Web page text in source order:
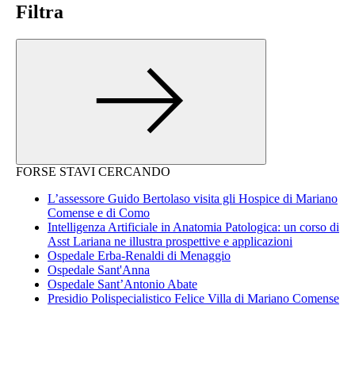
Filtra
FORSE STAVI CERCANDO
L’assessore Guido Bertolaso visita gli Hospice di Mariano
Comense e di Como
Intelligenza Artificiale in Anatomia Patologica: un corso di
Asst Lariana ne illustra prospettive e applicazioni
Ospedale Erba-Renaldi di Menaggio
Ospedale Sant'Anna
Ospedale Sant’Antonio Abate
Presidio Polispecialistico Felice Villa di Mariano Comense